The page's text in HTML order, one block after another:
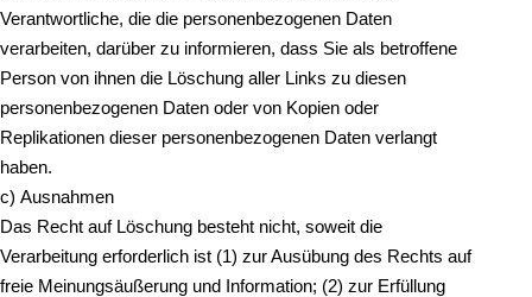
Verantwortliche, die die personenbezogenen Daten
verarbeiten, darüber zu informieren, dass Sie als betroffene
Person von ihnen die Löschung aller Links zu diesen
personenbezogenen Daten oder von Kopien oder
Replikationen dieser personenbezogenen Daten verlangt
haben.
c) Ausnahmen
Das Recht auf Löschung besteht nicht, soweit die
Verarbeitung erforderlich ist (1) zur Ausübung des Rechts auf
freie Meinungsäußerung und Information; (2) zur Erfüllung